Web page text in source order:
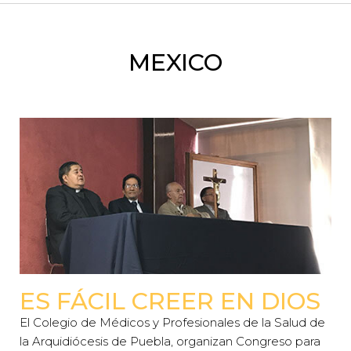
MEXICO
ES FÁCIL CREER EN DIOS
El Colegio de Médicos y Profesionales de la Salud de
la Arquidiócesis de Puebla, organizan Congreso para